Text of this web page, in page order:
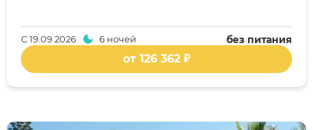
без питания
С19.09.2026 6 ночей
от 126 362 ₽